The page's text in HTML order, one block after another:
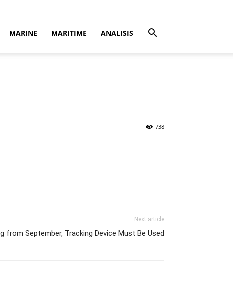
MARINE MARITIME ANALISIS
738
Next article
from September, Tracking Device Must Be Used